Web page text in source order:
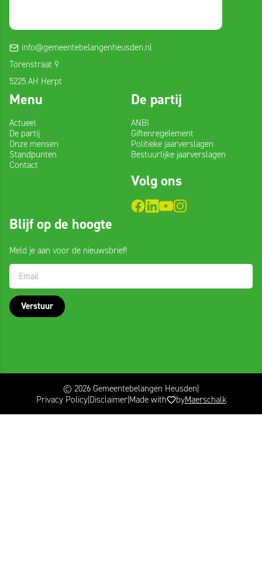
info@gemeentebelangenheusden.nl
Torenstraat 9
5225 AH Herpt
Menu
Actueel
De partij
Onze mensen
Standpunten
Contact
De partij
ANBI
Giftenregelement
Politieke jaarverslagen
Bestuurlijke jaarverslagen
Volg ons
Blijf
op
hoogte
Blijf op de hoogte
Meld je aan voor de nieuwsbrief!
Verstuur
© 2026 Gemeentebelangen Heusden
Privacy Policy Disclaimer Made with byMaerschalk